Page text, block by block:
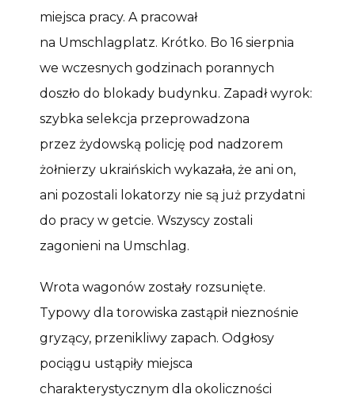
miejsca pracy. A pracował
na Umschlagplatz. Krótko. Bo 16 sierpnia
we wczesnych godzinach porannych
doszło do blokady budynku. Zapadł wyrok:
szybka selekcja przeprowadzona
przez żydowską policję pod nadzorem
żołnierzy ukraińskich wykazała, że ani on,
ani pozostali lokatorzy nie są już przydatni
do pracy w getcie. Wszyscy zostali
zagonieni na Umschlag.
Wrota wagonów zostały rozsunięte.
Typowy dla torowiska zastąpił nieznośnie
gryzący, przenikliwy zapach. Odgłosy
pociągu ustąpiły miejsca
charakterystycznym dla okoliczności